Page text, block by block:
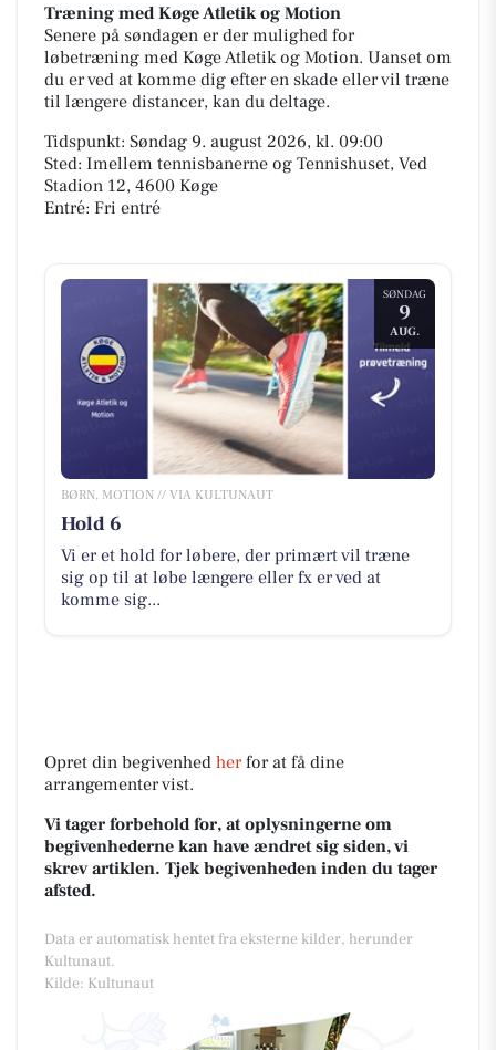
Træning med Køge Atletik og Motion
Senere på søndagen er der mulighed for
løbetræning med Køge Atletik og Motion. Uanset om
du er ved at komme dig efter en skade eller vil træne
til længere distancer, kan du deltage.
Tidspunkt: Søndag 9. august 2026, kl. 09:00
Sted: Imellem tennisbanerne og Tennishuset, Ved
Stadion 12, 4600 Køge
Entré: Fri entré
SØNDAG
9
AUG.
BØRN, MOTION // VIA KULTUNAUT
Hold 6
Vi er et hold for løbere, der primært vil træne
sig op til at løbe længere eller fx er ved at
komme sig...
Opret din begivenhed herfor at få dine
arrangementer vist.
Vi tager forbehold for, at oplysningerne om
begivenhederne kan have ændret sig siden, vi
skrev artiklen. Tjek begivenheden inden du tager
afsted.
Data er automatisk hentet fra eksterne kilder, herunder
Kultunaut.
Kilde: Kultunaut